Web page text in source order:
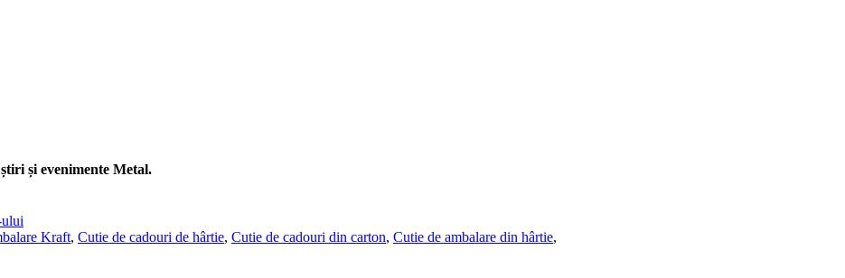
și evenimente Metal.
Kraft, Cutie de cadouri de hârtie, Cutie de cadouri din carton, Cutie de ambalare din hârtie,